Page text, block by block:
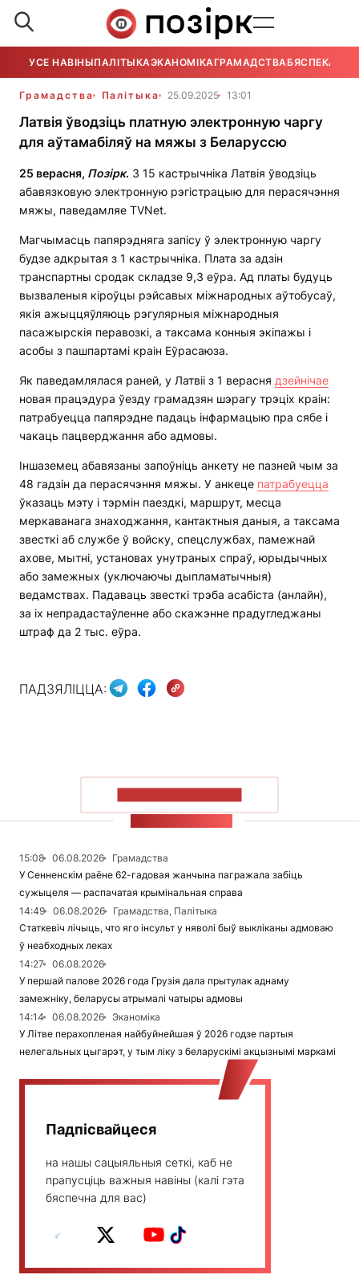
УСЕ НАВІНЫПАЛІТЫКАЭКАНОМІКАГРАМАДСТВАБЯСПЕКА
Грамадства Палітыка 25.09.2025 13:01
Латвія ўводзіць платную электронную чаргу
для аўтамабіляў на мяжы з Беларуссю
25 верасня, Позірк. З 15 кастрычніка Латвія ўводзіць
абавязковую электронную рэгістрацыю для перасячэння
мяжы, паведамляе TVNet.
Магчымасць папярэдняга запісу ў электронную чаргу
будзе адкрытая з 1 кастрычніка. Плата за адзін
транспартны сродак складзе 9,3 еўра. Ад платы будуць
вызваленыя кіроўцы рэйсавых міжнародных аўтобусаў,
якія ажыццяўляюць рэгулярныя міжнародныя
пасажырскія перавозкі, а таксама конныя экіпажы і
асобы з пашпартамі краін Еўрасаюза.
Як паведамлялася раней, у Латвіі з 1 верасня дзейнічае
новая працэдура ўезду грамадзян шэрагу трэціх краін:
патрабуецца папярэдне падаць інфармацыю пра сябе і
чакаць пацверджання або адмовы.
Іншаземец абавязаны запоўніць анкету не пазней чым за
48 гадзін да перасячэння мяжы. У анкеце патрабуецца
ўказаць мэту і тэрмін паездкі, маршрут, месца
меркаванага знаходжання, кантактныя даныя, а таксама
звесткі аб службе ў войску, спецслужбах, памежнай
ахове, мытні, установах унутраных спраў, юрыдычных
або замежных (уключаючы дыпламатычныя)
ведамствах. Падаваць звесткі трэба асабіста (анлайн),
за іх непрадастаўленне або скажэнне прадугледжаны
штраф да 2 тыс. еўра.
ПАДЗЯЛІЦЦА:
15:08 06.08.2026
Грамадства
У Сенненскім раёне 62-гадовая жанчына пагражала забіць
сужыцеля — распачатая крымінальная справа
14:49
06.08.2026
Грамадства, Палітыка
Статкевіч лічыць, что яго інсульт у няволі быў выкліканы адмоваю
ў неабходных леках
14:27
06.08.2026
У першай палове 2026 года Грузія дала прытулак аднаму
замежніку, беларусы атрымалі чатыры адмовы
14:14
06.08.2026
Эканоміка
У Літве перахопленая найбуйнейшая ў 2026 годзе партыя
нелегальных цыгарэт, у тым ліку з беларускімі акцызнымі маркамі
Падпісвайцеся
на нашы сацыяльныя сеткі, каб не
прапусціць важныя навіны (калі гэта
бяспечна для вас)